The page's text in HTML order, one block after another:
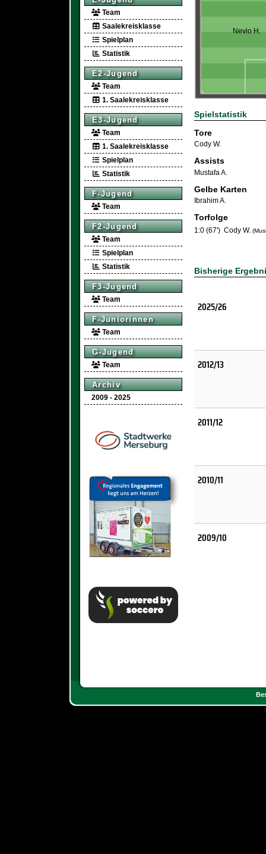
Team
Saalekreisklasse
Spielplan
Statistik
E2-Jugend
Team
1. Saalekreisklasse
E3-Jugend
Team
1. Saalekreisklasse
Spielplan
Statistik
F-Jugend
Team
F2-Jugend
Team
Spielplan
Statistik
F3-Jugend
Team
F-Juniorinnen
Team
G-Jugend
Team
Archiv
2009 - 2025
Nevio H.
Spielstatistik
Tore
Cody W.
Assists
Mustafa A.
Gelbe Karten
Ibrahim A.
Torfolge
1:0 (67') Cody W.
Bisherige
2025/26
2012/13
2011/12
2010/11
2009/10